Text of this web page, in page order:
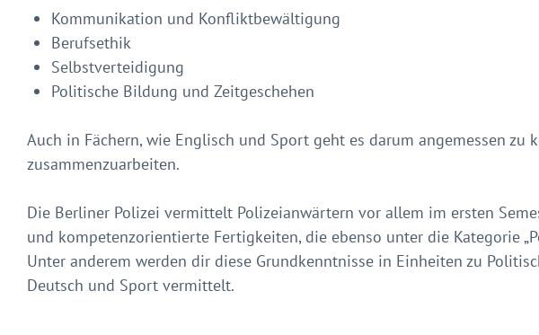
Kommunikation und Konfliktbewältigung
Berufsethik
Selbstverteidigung
Politische Bildung und Zeitgeschehen
Auch in Fächern, wie Englisch und Sport geht es darum angemessen zu
zusammenzuarbeiten.
Die Berliner Polizei vermittelt Polizeianwärtern vor allem im ersten
und kompetenzorientierte Fertigkeiten, die ebenso unter die Kategorie
Unter anderem werden dir diese Grundkenntnisse in Einheiten zu
Deutsch und Sport vermittelt.